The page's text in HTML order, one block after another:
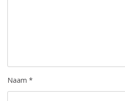
Naam *